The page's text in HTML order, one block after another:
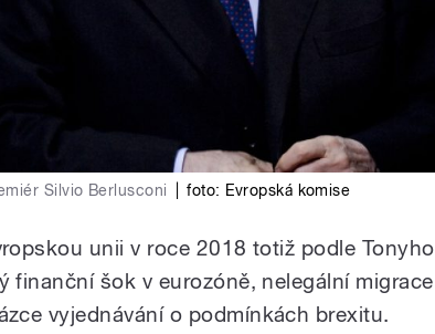
Silvio Berlusconi foto: Evropská komise
unii v roce 2018 totiž podle Tonyho
finanční šok v eurozóně, nelegální migrace
vyjednávání o podmínkách brexitu.